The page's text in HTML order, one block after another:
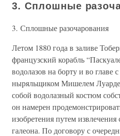
3. Сплошные
3. Сплошные разочарования
Летом 1880 года в заливе
французский корабль
водолазов на борту и во
ныряльщиком Мишелем
собой водолазный костюм
он намерен
изобретения путем
галеона. По договору с